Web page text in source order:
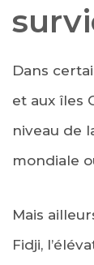
Dans
et aux îles
niveau de
mondiale
Mais
Fidji,